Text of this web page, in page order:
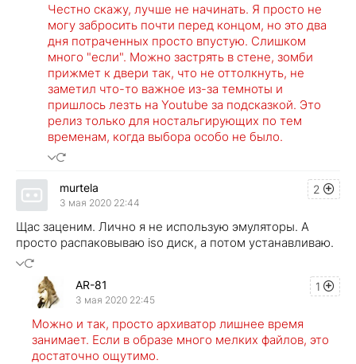
Честно скажу, лучше не начинать. Я просто не
могу забросить почти перед концом, но это два
дня потраченных просто впустую. Слишком
много "если". Можно застрять в стене, зомби
прижмет к двери так, что не оттолкнуть, не
заметил что-то важное из-за темноты и
пришлось лезть на Youtube за подсказкой. Это
релиз только для ностальгирующих по тем
временам, когда выбора особо не было.
2
murtela
3 мая 2020 22:44
Щас заценим. Лично я не использую эмуляторы. А
просто распаковываю iso диск, а потом устанавливаю.
1
AR-81
3 мая 2020 22:45
Можно и так, просто архиватор лишнее время
занимает. Если в образе много мелких файлов, это
достаточно ощутимо.